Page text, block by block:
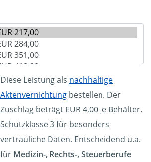
Diese Leistung als nachhaltige
Aktenvernichtung bestellen. Der
Zuschlag beträgt EUR 4,00 je Behälter.
Schutzklasse 3 für besonders
vertrauliche Daten. Entscheidend u.a.
für Medizin-, Rechts-, Steuerberufe